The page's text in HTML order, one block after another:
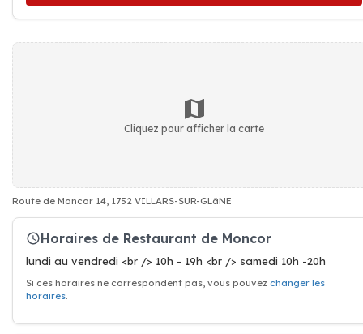
Cliquez pour afficher la carte
Route de Moncor 14, 1752 VILLARS-SUR-GLâNE
Horaires de Restaurant de Moncor
lundi au vendredi <br /> 10h - 19h <br /> samedi 10h -20h
Si ces horaires ne correspondent pas, vous pouvez changer les
horaires.